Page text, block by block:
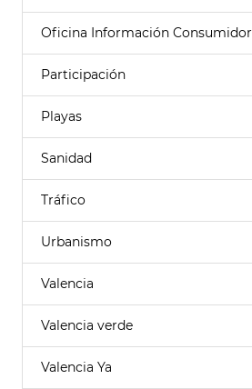
Oficina Información Consumidor
Participación
Playas
Sanidad
Tráfico
Urbanismo
Valencia
Valencia verde
Valencia Ya